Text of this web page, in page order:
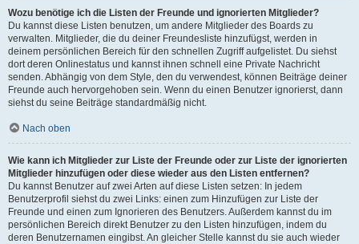
Wozu benötige ich die Listen der Freunde und ignorierten Mitglieder?
Du kannst diese Listen benutzen, um andere Mitglieder des Boards zu
verwalten. Mitglieder, die du deiner Freundesliste hinzufügst, werden in
deinem persönlichen Bereich für den schnellen Zugriff aufgelistet. Du siehst
dort deren Onlinestatus und kannst ihnen schnell eine Private Nachricht
senden. Abhängig von dem Style, den du verwendest, können Beiträge deiner
Freunde auch hervorgehoben sein. Wenn du einen Benutzer ignorierst, dann
siehst du seine Beiträge standardmäßig nicht.
Nach oben
Wie kann ich Mitglieder zur Liste der Freunde oder zur Liste der ignorierten
Mitglieder hinzufügen oder diese wieder aus den Listen entfernen?
Du kannst Benutzer auf zwei Arten auf diese Listen setzen: In jedem
Benutzerprofil siehst du zwei Links: einen zum Hinzufügen zur Liste der
Freunde und einen zum Ignorieren des Benutzers. Außerdem kannst du im
persönlichen Bereich direkt Benutzer zu den Listen hinzufügen, indem du
deren Benutzernamen eingibst. An gleicher Stelle kannst du sie auch wieder